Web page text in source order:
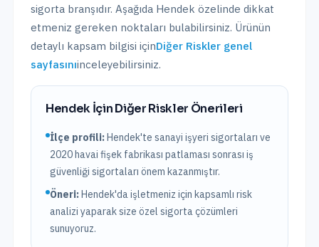
sigorta branşıdır. Aşağıda Hendek özelinde dikkat
etmeniz gereken noktaları bulabilirsiniz. Ürünün
detaylı kapsam bilgisi içinDiğer Riskler genel
sayfasınıinceleyebilirsiniz.
HendekİçinDiğer Riskler Önerileri
İlçe profili:Hendek'te sanayi işyeri sigortaları ve
2020 havai fişek fabrikası patlaması sonrası iş
güvenliği sigortaları önem kazanmıştır.
Öneri:Hendek'da işletmeniz için kapsamlı risk
analizi yaparak size özel sigorta çözümleri
sunuyoruz.